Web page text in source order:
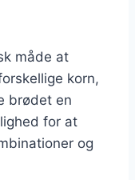
måde at
korn,
brødet en
for at
og